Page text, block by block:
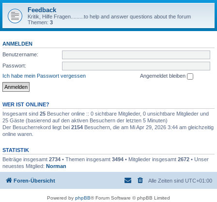
Feedback
Kritik, Hilfe Fragen.........to help and answer questions about the forum
Themen: 3
ANMELDEN
Benutzername:
Passwort:
Ich habe mein Passwort vergessen
Angemeldet bleiben
WER IST ONLINE?
Insgesamt sind 25 Besucher online :: 0 sichtbare Mitglieder, 0 unsichtbare Mitglieder und
25 Gäste (basierend auf den aktiven Besuchern der letzten 5 Minuten)
Der Besucherrekord liegt bei 2154 Besuchern, die am Mi Apr 29, 2026 3:44 am gleichzeitig
online waren.
STATISTIK
Beiträge insgesamt 2734 • Themen insgesamt 3494 • Mitglieder insgesamt 2672 • Unser
neuestes Mitglied: Norman
Foren-Übersicht Alle Zeiten sind UTC+01:00
Powered by phpBB® Forum Software © phpBB Limited